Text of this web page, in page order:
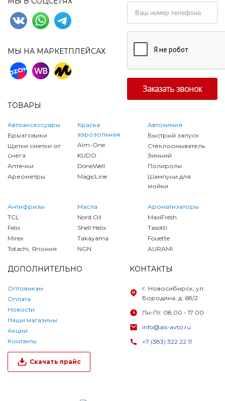
МЫ НА МАРКЕТПЛЕЙСАХ
ТОВАРЫ
Автоаксессуары
Брызговики
Щетки сметки от
снега
Аптечки
Ареометры
Краска
аэрозольная
Aim-One
KUDO
DoneWell
MagicLine
Автохимия
Быстрый запуск
Стеклоомыватель
Зимний
Полироли
Шампуни для
мойки
Антифризы
TCL
Felix
Mirex
Totachi, Япония
Масла
Nord Oil
Shell Helix
Takayama
NGN
Ароматизаторы
MaxiFresh
Tasotti
Fouette
AURAMI
ДОПОЛНИТЕЛЬНО
Оптовикам
Оплата
Новости
Наши магазины
Акции
Контакты
Скачать прайс
КОНТАКТЫ
г. Новосибирск, ул.
Бородина, д. 68/2
Пн-Пт: 08.00 - 17:00
info@ais-avto.ru
+7 (383) 322 22 11